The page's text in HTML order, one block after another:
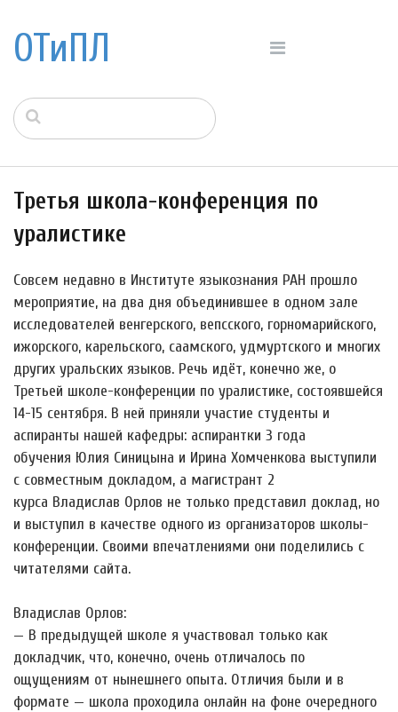
ОТиПЛ
Третья школа-конференция по
уралистике
Совсем недавно в Институте языкознания РАН прошло
мероприятие, на два дня объединившее в одном зале
исследователей венгерского, вепсского, горномарийского,
ижорского, карельского, саамского, удмуртского и многих
других уральских языков. Речь идёт, конечно же, о
Третьей школе-конференции по уралистике, состоявшейся
14-15 сентября. В ней приняли участие студенты и
аспиранты нашей кафедры: аспирантки 3 года
обучения Юлия Синицына и Ирина Хомченкова выступили
с совместным докладом, а магистрант 2
курса Владислав Орлов не только представил доклад, но
и выступил в качестве одного из организаторов школы-
конференции. Своими впечатлениями они поделились с
читателями сайта.
Владислав Орлов:
— В предыдущей школе я участвовал только как
докладчик, что, конечно, очень отличалось по
ощущениям от нынешнего опыта. Отличия были и в
формате — школа проходила онлайн на фоне очередного